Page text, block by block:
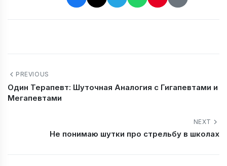
PREVIOUS
Один Терапевт: Шуточная Аналогия с Гигапевтами и
Мегапевтами
NEXT
Не понимаю шутки про стрельбу в школах